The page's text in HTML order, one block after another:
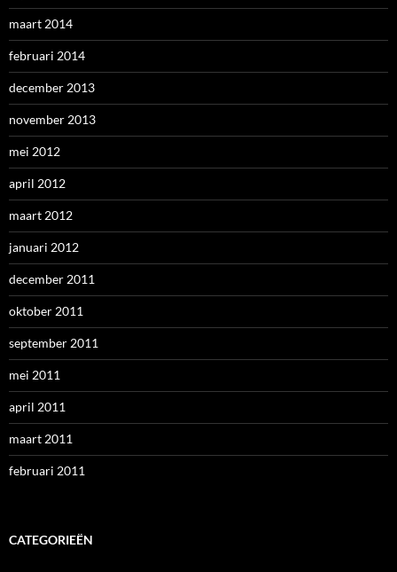
maart 2014
februari 2014
december 2013
november 2013
mei 2012
april 2012
maart 2012
januari 2012
december 2011
oktober 2011
september 2011
mei 2011
april 2011
maart 2011
februari 2011
CATEGORIEËN